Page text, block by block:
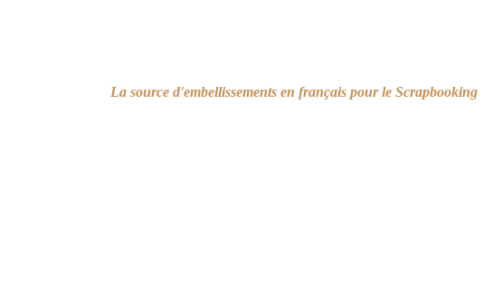
La source d'embellissements en français pour le Scrapbooking